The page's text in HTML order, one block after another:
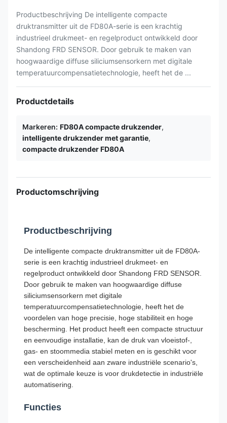
Productbeschrijving De intelligente compacte
druktransmitter uit de FD80A-serie is een krachtig
industrieel drukmeet- en regelproduct ontwikkeld door
Shandong FRD SENSOR. Door gebruik te maken van
hoogwaardige diffuse siliciumsensorkern met digitale
temperatuurcompensatietechnologie, heeft het de ...
Productdetails
Markeren: FD80A compacte drukzender,
intelligente drukzender met garantie,
compacte drukzender FD80A
Productomschrijving
Productbeschrijving
De intelligente compacte druktransmitter uit de FD80A-
serie is een krachtig industrieel drukmeet- en
regelproduct ontwikkeld door Shandong FRD SENSOR.
Door gebruik te maken van hoogwaardige diffuse
siliciumsensorkern met digitale
temperatuurcompensatietechnologie, heeft het de
voordelen van hoge precisie, hoge stabiliteit en hoge
bescherming. Het product heeft een compacte structuur
en eenvoudige installatie, kan de druk van vloeistof-,
gas- en stoommedia stabiel meten en is geschikt voor
een verscheidenheid aan zware industriële scenario's,
wat de optimale keuze is voor drukdetectie in industriële
automatisering.
Functies